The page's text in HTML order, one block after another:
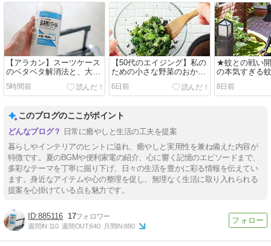
【アラカン】スーツケース
のベタベタ解消法と、大人
が「斜めがけバッグ」を選
ぶ理由
5時間前
【50代のエイジング】私の
ための小さな野菜のおかず
｜ブロッコリーの黒ごま和
え
6日前
★蚊との戦い
の本気すぎる
大集合
8日前
このブログのここがポイント
日常に癒やしと生活の工夫を提案
暮らしやインテリアのヒントに溢れ、癒やしと実用性を兼ね備えた内容が
特徴です。夏のBGMや便利家電の紹介、心に響く記憶のエピソードまで、
多彩なテーマを丁寧に掘り下げ、日々の生活を豊かに彩る情報を伝えてい
ます。身近なアイテムや心の整理を促し、無理なく生活に取り入れられる
提案を心掛けている点も魅力です。
885116 17
週間IN:110 週間OUT:640 月間IN:880